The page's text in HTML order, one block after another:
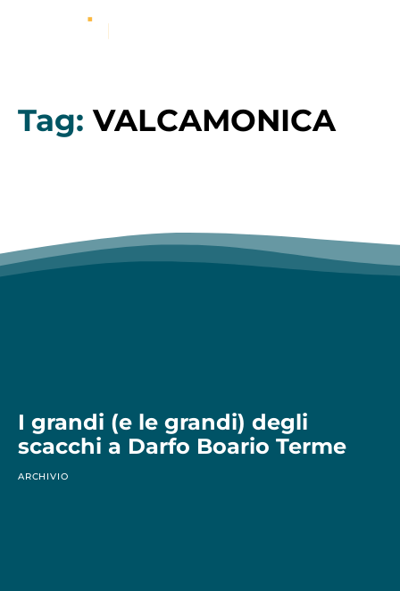
Tag:VALCAMONICA
I grandi (e le grandi) degli
scacchi a Darfo Boario Terme
ARCHIVIO